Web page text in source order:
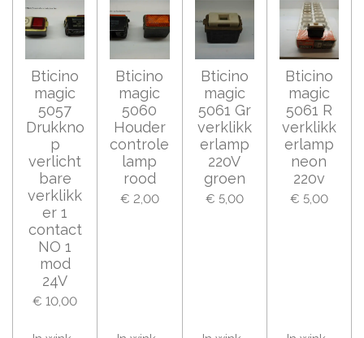
Bticino
magic
5057
Drukkno
p
verlicht
bare
verklikk
er 1
contact
NO 1
mod
24V
€ 10,00
Bticino
magic
5060
Houder
controle
lamp
rood
€ 2,00
Bticino
magic
5061 Gr
verklikk
erlamp
220V
groen
€ 5,00
Bticino
magic
5061 R
verklikk
erlamp
neon
220v
€ 5,00